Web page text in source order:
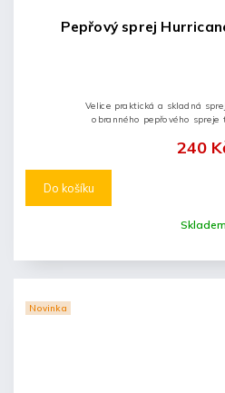
Pepřový sprej
Skladem
240
Do košíku
Velice praktická a skladná sprejová svítilna vychází z
obranného pepřového spreje typu
Novinka